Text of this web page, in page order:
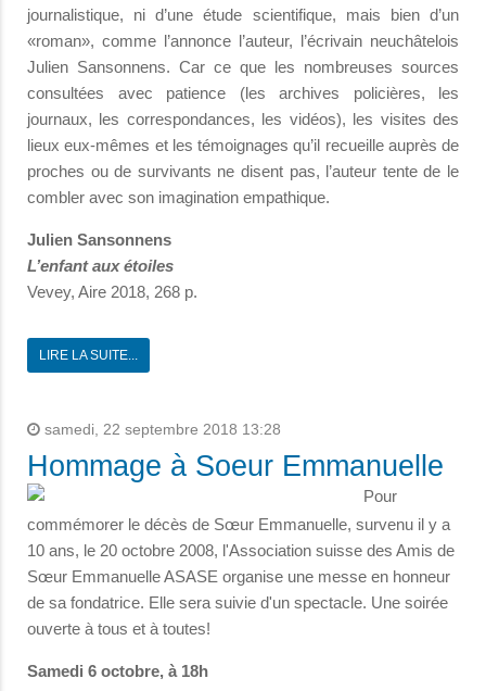
journalistique, ni d’une étude scientifique, mais bien d’un
«roman», comme l’annonce l’auteur, l’écrivain neuchâtelois
Julien Sansonnens. Car ce que les nombreuses sources
consultées avec patience (les archives policières, les
journaux, les correspondances, les vidéos), les visites des
lieux eux-mêmes et les témoignages qu’il recueille auprès de
proches ou de survivants ne disent pas, l’auteur tente de le
combler avec son imagination empathique.
Julien Sansonnens
L’enfant aux étoiles
Vevey, Aire 2018, 268 p.
LIRE LA SUITE...
samedi, 22 septembre 2018 13:28
Hommage à Soeur Emmanuelle
Pour
commémorer le décès de Sœur Emmanuelle, survenu il y a
10 ans, le 20 octobre 2008, l'Association suisse des Amis de
Sœur Emmanuelle ASASE organise une messe en honneur
de sa fondatrice. Elle sera suivie d'un spectacle. Une soirée
ouverte à tous et à toutes!
Samedi 6 octobre, à 18h